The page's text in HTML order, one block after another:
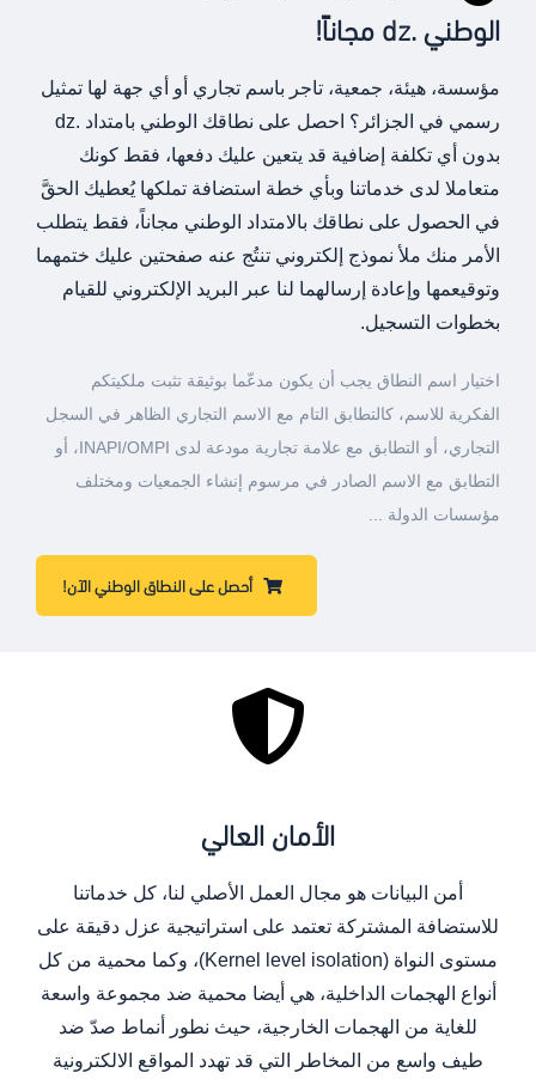
الوطني .dz مجاناً!
مؤسسة، هيئة، جمعية، تاجر باسم تجاري أو أي جهة لها تمثيل
رسمي في الجزائر؟ احصل على نطاقك الوطني بامتداد .dz
بدون أي تكلفة إضافية قد يتعين عليك دفعها، فقط كونك
متعاملا لدى خدماتنا وبأي خطة استضافة تملكها يُعطيك الحقَّ
في الحصول على نطاقك بالامتداد الوطني مجاناً، فقط يتطلب
الأمر منك ملأ نموذج إلكتروني تنتُج عنه صفحتين عليك ختمهما
وتوقيعمها وإعادة إرسالهما لنا عبر البريد الإلكتروني للقيام
بخطوات التسجيل.
اختيار اسم النطاق يجب أن يكون مدعّما بوثيقة تثبت ملكيتكم
الفكرية للاسم، كالتطابق التام مع الاسم التجاري الظاهر في السجل
التجاري، أو التطابق مع علامة تجارية مودعة لدى INAPI/OMPI، أو
التطابق مع الاسم الصادر في مرسوم إنشاء الجمعيات ومختلف
مؤسسات الدولة ...
أحصل على النطاق الوطني الآن!
الأمان العالي
أمن البيانات هو مجال العمل الأصلي لنا، كل خدماتنا
للاستضافة المشتركة تعتمد على استراتيجية عزل دقيقة على
مستوى النواة (Kernel level isolation)، وكما محمية من كل
أنواع الهجمات الداخلية، هي أيضا محمية ضد مجموعة واسعة
للغاية من الهجمات الخارجية، حيث نطور أنماط صدّ ضد
طيف واسع من المخاطر التي قد تهدد المواقع الالكترونية